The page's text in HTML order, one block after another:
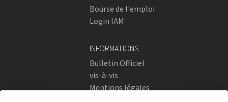
Bourse de l'emploi
Login IAM
INFORMATIONS
Bulletin Officiel
vis-à-vis
Mentions légales